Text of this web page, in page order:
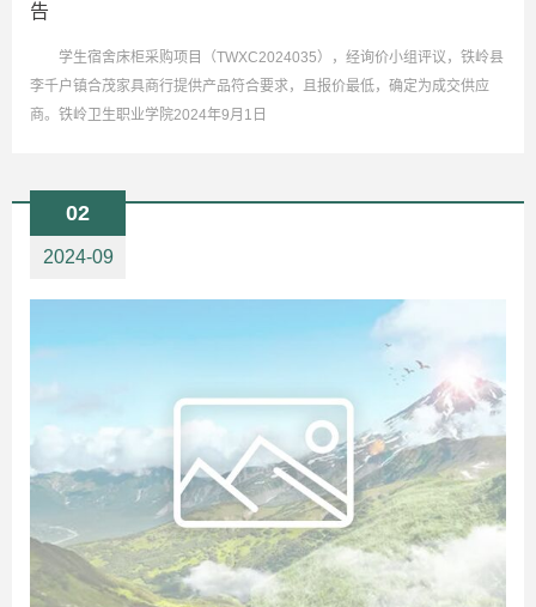
告
学生宿舍床柜采购项目（TWXC2024035），经询价小组评议，铁岭县
李千户镇合茂家具商行提供产品符合要求，且报价最低，确定为成交供应
商。铁岭卫生职业学院2024年9月1日
02
2024-09